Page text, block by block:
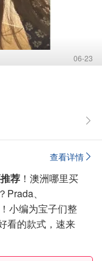
06-23
查看详情
荐 ！澳洲哪里买
、
小编为宝子们整
看的款式，速来